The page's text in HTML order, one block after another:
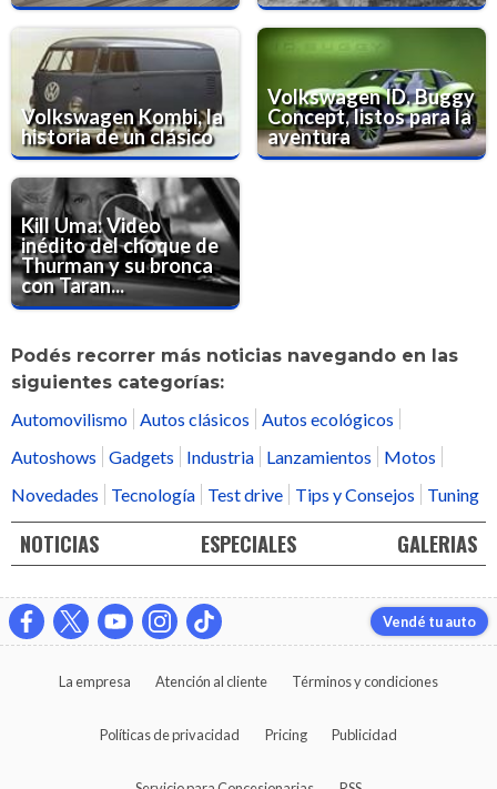
Volkswagen Kombi, la
historia de un clásico
Volkswagen ID. Buggy
Concept, listos para la
aventura
Kill Uma: Video
inédito del choque de
Thurman y su bronca
con Taran...
Podés recorrer más noticias navegando en las
siguientes categorías:
Automovilismo
Autos clásicos
Autos ecológicos
Autoshows
Gadgets Industria Lanzamientos
Motos
Novedades
Tecnología Test drive Tips y Consejos Tuning
NOTICIAS ESPECIALES GALERIAS
Vendé tu auto
La empresa Atención al cliente Términos y condiciones
Políticas de privacidad Pricing Publicidad